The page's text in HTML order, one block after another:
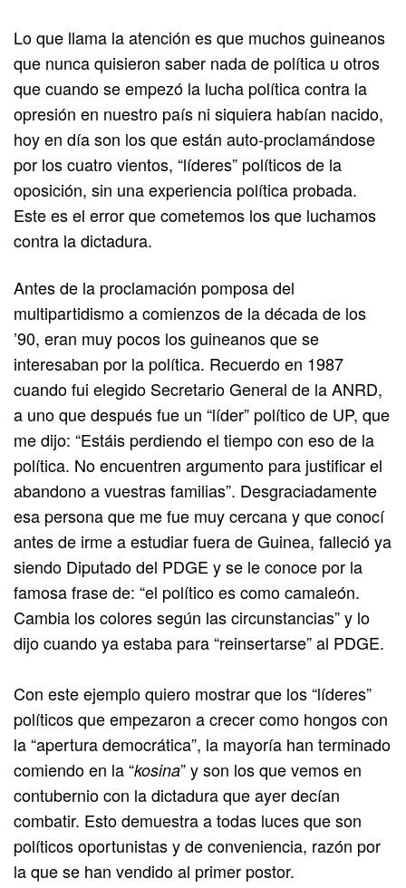
Lo que llama la atención es que muchos guineanos
que nunca quisieron saber nada de política u otros
que cuando se empezó la lucha política contra la
opresión en nuestro país ni siquiera habían nacido,
hoy en día son los que están auto-proclamándose
por los cuatro vientos, “líderes” políticos de la
oposición, sin una experiencia política probada.
Este es el error que cometemos los que luchamos
contra la dictadura.
Antes de la proclamación pomposa del
multipartidismo a comienzos de la década de los
’90, eran muy pocos los guineanos que se
interesaban por la política. Recuerdo en 1987
cuando fui elegido Secretario General de la ANRD,
a uno que después fue un “líder” político de UP, que
me dijo: “Estáis perdiendo el tiempo con eso de la
política. No encuentren argumento para justificar el
abandono a vuestras familias”. Desgraciadamente
esa persona que me fue muy cercana y que conocí
antes de irme a estudiar fuera de Guinea, falleció ya
siendo Diputado del PDGE y se le conoce por la
famosa frase de: “el político es como camaleón.
Cambia los colores según las circunstancias” y lo
dijo cuando ya estaba para “reinsertarse” al PDGE.
Con este ejemplo quiero mostrar que los “líderes”
políticos que empezaron a crecer como hongos con
la “apertura democrática”, la mayoría han terminado
comiendo en la “kosina” y son los que vemos en
contubernio con la dictadura que ayer decían
combatir. Esto demuestra a todas luces que son
políticos oportunistas y de conveniencia, razón por
la que se han vendido al primer postor.